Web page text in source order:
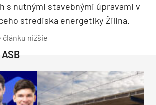
s nutnými stavebnými úpravami v
strediska energetiky Žilina.